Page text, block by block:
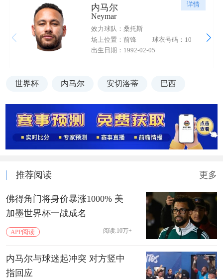
详情
内马尔
Neymar
效力球队：桑托斯
场上位置：前锋
球衣号码：10
出生日期：1992-02-05
世界杯 内马尔 安切洛蒂 巴西
推荐阅读 更多
佛得角门将身价暴涨1000% 美
加墨世界杯一战成名
APP阅读 阅读:10万+
内马尔与球迷起冲突 对方竖中
指回应